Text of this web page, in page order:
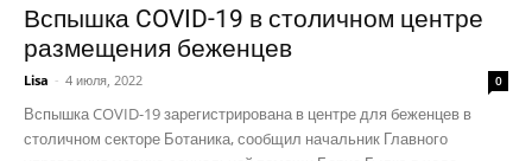
Вспышка COVID-19 в столичном центре
размещения беженцев
Lisa - 4 июля, 2022 0
Вспышка COVID-19 зарегистрирована в центре для беженцев в
столичном секторе Ботаника, сообщил начальник Главного